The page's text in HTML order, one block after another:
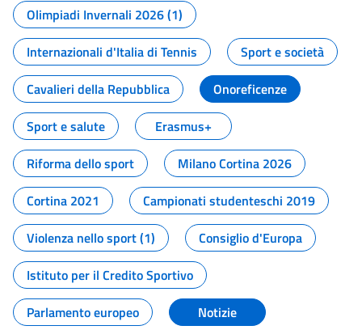
Olimpiadi Invernali 2026 (1)
Internazionali d'Italia di Tennis
Sport e società
Cavalieri della Repubblica
Onoreficenze
Sport e salute
Erasmus+
Riforma dello sport
Milano Cortina 2026
Cortina 2021
Campionati studenteschi 2019
Violenza nello sport (1)
Consiglio d'Europa
Istituto per il Credito Sportivo
Parlamento europeo
Notizie